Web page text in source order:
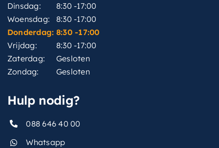
Dinsdag:
8:30 -17:00
Woensdag:
8:30 -17:00
Donderdag: 8:30 -17:00
Vrijdag:
8:30 -17:00
Zaterdag:
Gesloten
Zondag:
Gesloten
Hulp nodig?
088 646 40 00
Whatsapp